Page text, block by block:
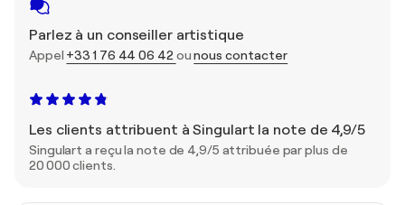
Parlez à un conseiller artistique
Appel +33 1 76 44 06 42 ounous contacter
Les clients attribuent à Singulart la note de 4,9/5
Singulart a reçu la note de 4,9/5 attribuée par plus de
20 000 clients.